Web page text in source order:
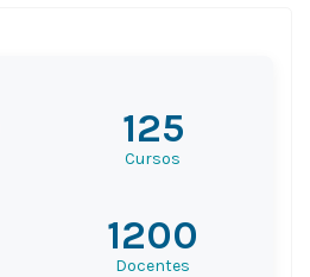
125
Cursos
1200
Docentes